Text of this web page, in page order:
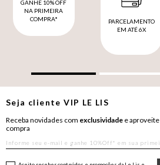
GANHE 10% OFF
NA PRIMEIRA
COMPRA*
PARCELAMENTO
EM ATÉ 6X
Seja clienteVIP LE LIS
Receba novidades com exclusividade e aproveite
compra